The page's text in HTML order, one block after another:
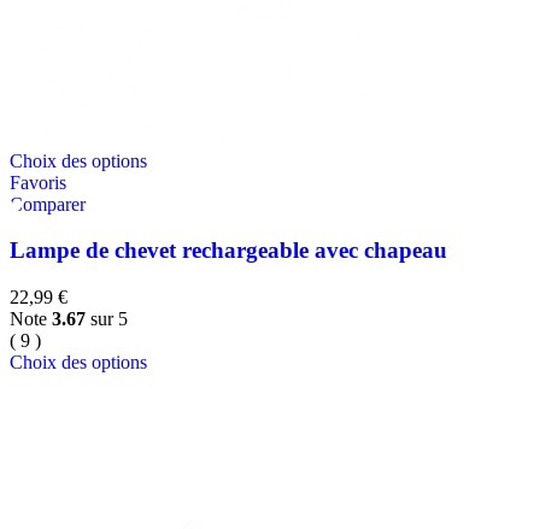
Choix des options
Favoris
Comparer
Lampe de chevet rechargeable avec chapeau
22,99 €
Note 3.67 sur 5
( 9 )
Choix des options